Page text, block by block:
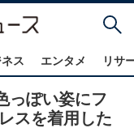
ス エンタメ リサ
っぽい姿にフ
スを着用した